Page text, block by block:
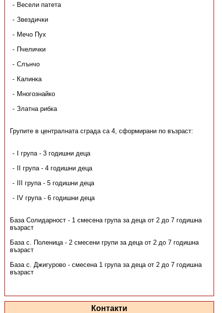
Весели патета
Звездички
Мечо Пух
Пчелички
Слънчо
Калинка
Многознайко
Златна рибка
Групите в централната сграда са 4, сформирани по възраст:
I група - 3 годишни деца
II група - 4 годишни деца
III група - 5 годишни деца
IV група - 6 годишни деца
База Солидарност - 1 смесена група за деца от 2 до 7 годишна
възраст
База с. Поленица - 2 смесени групи за деца от 2 до 7 годишна
възраст
База с. Джигурово - смесена 1 група за деца от 2 до 7 годишна
възраст
Контакти